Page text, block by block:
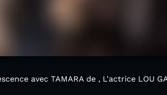
avec TAMARA de , L'actrice LOU